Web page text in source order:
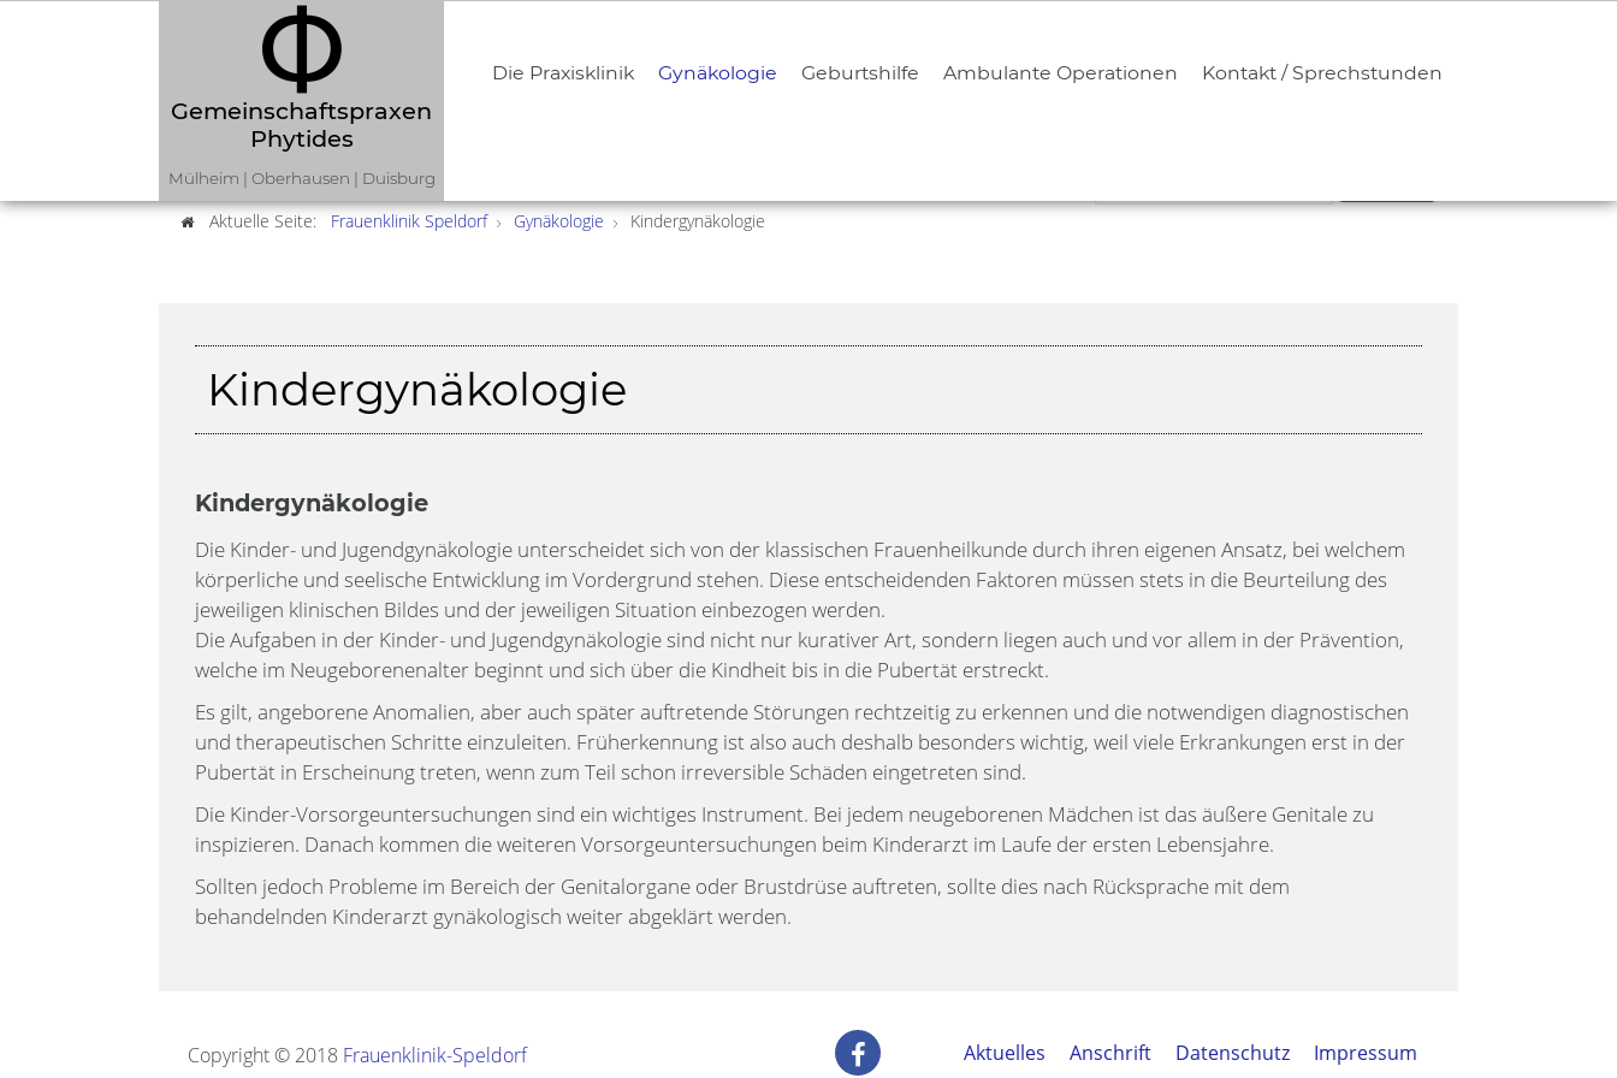
Gemeinschaftspraxen
Phytides
Mülheim | Oberhausen | Duisburg
Die Praxisklinik Gynäkologie Geburtshilfe Ambulante Operationen Kontakt / Sprechstunden
Aktuelle Seite: Frauenklinik Speldorf Gynäkologie Kindergynäkologie
Kindergynäkologie
Kindergynäkologie
Die Kinder- und Jugendgynäkologie unterscheidet sich von der klassischen Frauenheilkunde durch ihren eigenen Ansatz, bei welchem
körperliche und seelische Entwicklung im Vordergrund stehen. Diese entscheidenden Faktoren müssen stets in die Beurteilung des
jeweiligen klinischen Bildes und der jeweiligen Situation einbezogen werden.
Die Aufgaben in der Kinder- und Jugendgynäkologie sind nicht nur kurativer Art, sondern liegen auch und vor allem in der Prävention,
welche im Neugeborenenalter beginnt und sich über die Kindheit bis in die Pubertät erstreckt.
Es gilt, angeborene Anomalien, aber auch später auftretende Störungen rechtzeitig zu erkennen und die notwendigen diagnostischen
und therapeutischen Schritte einzuleiten. Früherkennung ist also auch deshalb besonders wichtig, weil viele Erkrankungen erst in der
Pubertät in Erscheinung treten, wenn zum Teil schon irreversible Schäden eingetreten sind.
Die Kinder-Vorsorgeuntersuchungen sind ein wichtiges Instrument. Bei jedem neugeborenen Mädchen ist das äußere Genitale zu
inspizieren. Danach kommen die weiteren Vorsorgeuntersuchungen beim Kinderarzt im Laufe der ersten Lebensjahre.
Sollten jedoch Probleme im Bereich der Genitalorgane oder Brustdrüse auftreten, sollte dies nach Rücksprache mit dem
behandelnden Kinderarzt gynäkologisch weiter abgeklärt werden.
Aktuelles Anschrift Datenschutz Impressum
Copyright © 2018 Frauenklinik-Speldorf